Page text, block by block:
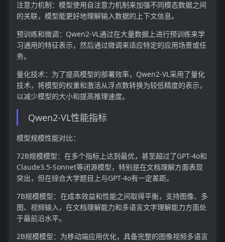
注意力机制：模型使用自注意力机制来加强不同模态数据之间
的关联，模型能更好地理解输入数据的上下文信息。
预训练和微调：Qwen2-VL通过在大量数据上进行预训练来学
习通用的特征表示，然后通过微调来适应特定的应用场景或任
务。
量化技术：为了提高模型的部署效率，Qwen2-VL采用了量化
技术，将模型的权重和激活从浮点数转换为较低精度的表示，
以减少模型的大小和提高推理速度。
Qwen2-VL性能指标
模型规模性能对比：
72B规模模型：在多个指标上达到最优，甚至超过了GPT-4o和
Claude3.5-Sonnet等闭源模型，特别是在文档理解方面表现
突出，但在综合大学题目上与GPT-4o有一定差距。
7B规模模型：在成本效益和性能之间取得平衡，支持图像、多
图、视频输入，在文档理解能力和多语言文字理解能力方面处
于最前沿水平。
2B规模模型：为移动端应用优化，具备完整的图像视频多语言